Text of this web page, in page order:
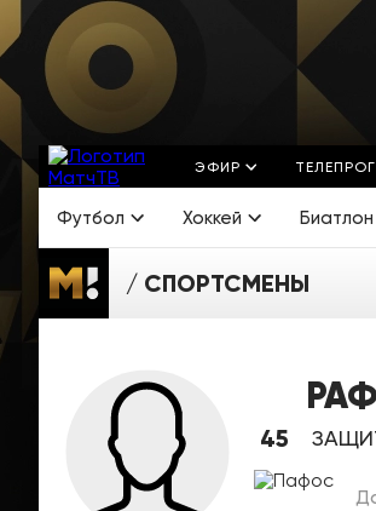
ЭФИР
Футбол Хоккей Биатлон
СПОРТСМЕНЫ
45